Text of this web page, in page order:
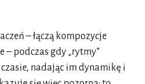
– łączą kompozycje
podczas gdy „rytmy”
nadając im dynamikę i